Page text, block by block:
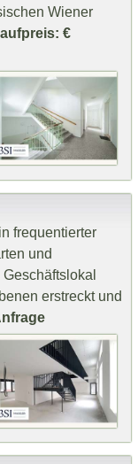
Wiener
€
frequentierter
und
erstreckt und